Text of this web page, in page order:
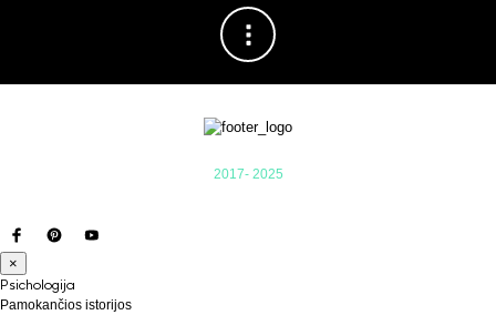
2017- 2025
×
Psichologija
Pamokančios istorijos